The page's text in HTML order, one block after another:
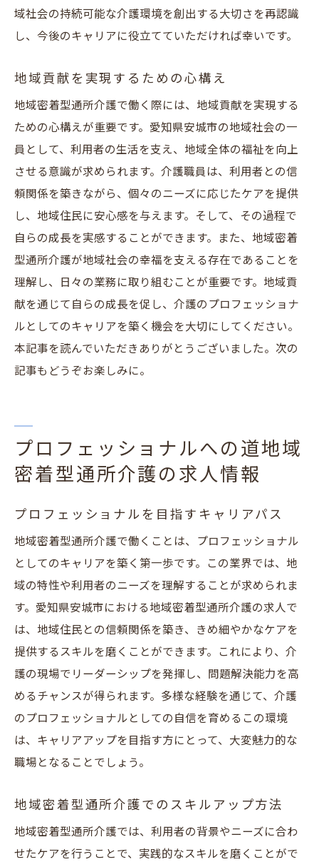
域社会の持続可能な介護環境を創出する大切さを再認識
し、今後のキャリアに役立てていただければ幸いです。
地域貢献を実現するための心構え
地域密着型通所介護で働く際には、地域貢献を実現する
ための心構えが重要です。愛知県安城市の地域社会の一
員として、利用者の生活を支え、地域全体の福祉を向上
させる意識が求められます。介護職員は、利用者との信
頼関係を築きながら、個々のニーズに応じたケアを提供
し、地域住民に安心感を与えます。そして、その過程で
自らの成長を実感することができます。また、地域密着
型通所介護が地域社会の幸福を支える存在であることを
理解し、日々の業務に取り組むことが重要です。地域貢
献を通じて自らの成長を促し、介護のプロフェッショナ
ルとしてのキャリアを築く機会を大切にしてください。
本記事を読んでいただきありがとうございました。次の
記事もどうぞお楽しみに。
プロフェッショナルへの道地域
密着型通所介護の求人情報
プロフェッショナルを目指すキャリアパス
地域密着型通所介護で働くことは、プロフェッショナル
としてのキャリアを築く第一歩です。この業界では、地
域の特性や利用者のニーズを理解することが求められま
す。愛知県安城市における地域密着型通所介護の求人で
は、地域住民との信頼関係を築き、きめ細やかなケアを
提供するスキルを磨くことができます。これにより、介
護の現場でリーダーシップを発揮し、問題解決能力を高
めるチャンスが得られます。多様な経験を通じて、介護
のプロフェッショナルとしての自信を育めるこの環境
は、キャリアアップを目指す方にとって、大変魅力的な
職場となることでしょう。
地域密着型通所介護でのスキルアップ方法
地域密着型通所介護では、利用者の背景やニーズに合わ
せたケアを行うことで、実践的なスキルを磨くことがで